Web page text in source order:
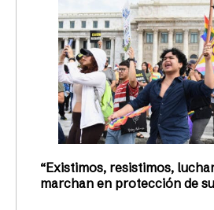
“Existimos, resistimos,
marchan en protección de